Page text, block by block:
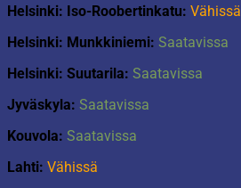
Helsinki: Iso-Roobertinkatu: Vähissä
Helsinki: Munkkiniemi: Saatavissa
Helsinki: Suutarila: Saatavissa
Jyväskyla: Saatavissa
Kouvola: Saatavissa
Lahti: Vähissä